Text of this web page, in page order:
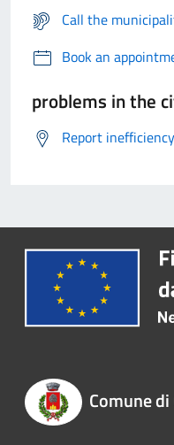
Call the
Book an
problems in the
Report inefficiency
Comune